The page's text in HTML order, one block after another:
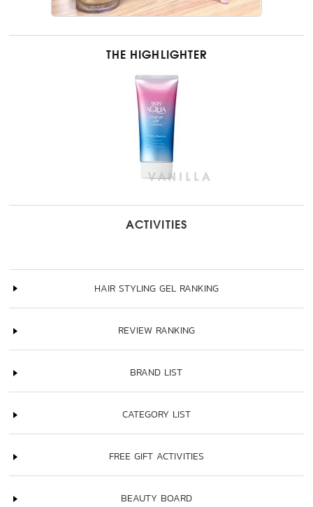
THE HIGHLIGHTER
ACTIVITIES
HAIR STYLING GEL RANKING
REVIEW RANKING
BRAND LIST
CATEGORY LIST
FREE GIFT ACTIVITIES
BEAUTY BOARD